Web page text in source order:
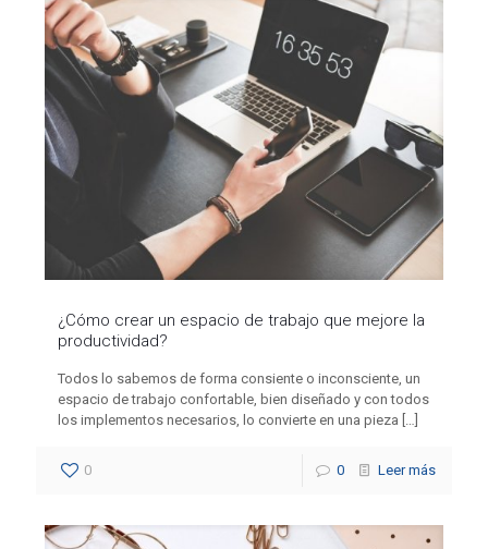
¿Cómo crear un espacio de trabajo que mejore la
productividad?
Todos lo sabemos de forma consiente o inconsciente, un
espacio de trabajo confortable, bien diseñado y con todos
los implementos necesarios, lo convierte en una pieza
0 0 Leer más